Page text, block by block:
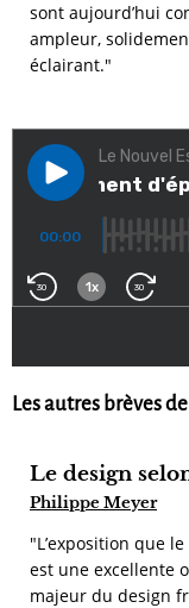
sont aujourd’hui
ampleur,
éclairant."
Les autres brèves
Le design
Philippe Meyer
"L’exposition que
est une excellente
majeur du design